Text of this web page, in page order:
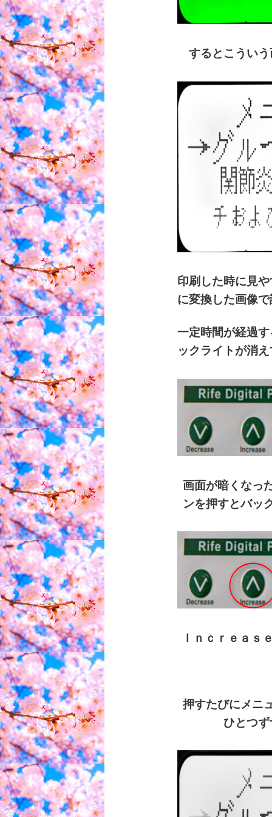
するとこうい
印刷した時に見
に変換した画像
一定時間が経過
ックライトが消
画面が暗くなっ
ンを押すとバッ
Ｉｎｃｒｅａｓ
押すたびにメニ
ひとつ